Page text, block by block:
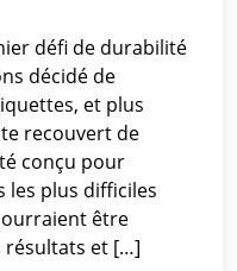
défi de durabilité
décidé de
et plus
recouvert de
conçu pour
les plus difficiles
être
résultats et […]